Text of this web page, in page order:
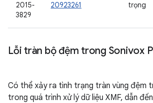
2015-
3829
20923261
trọng
Lỗi tràn bộ đệm trong Sonivox
Có thể xảy ra tình trạng tràn vùng đệm
trong quá trình xử lý dữ liệu XMF, dẫn